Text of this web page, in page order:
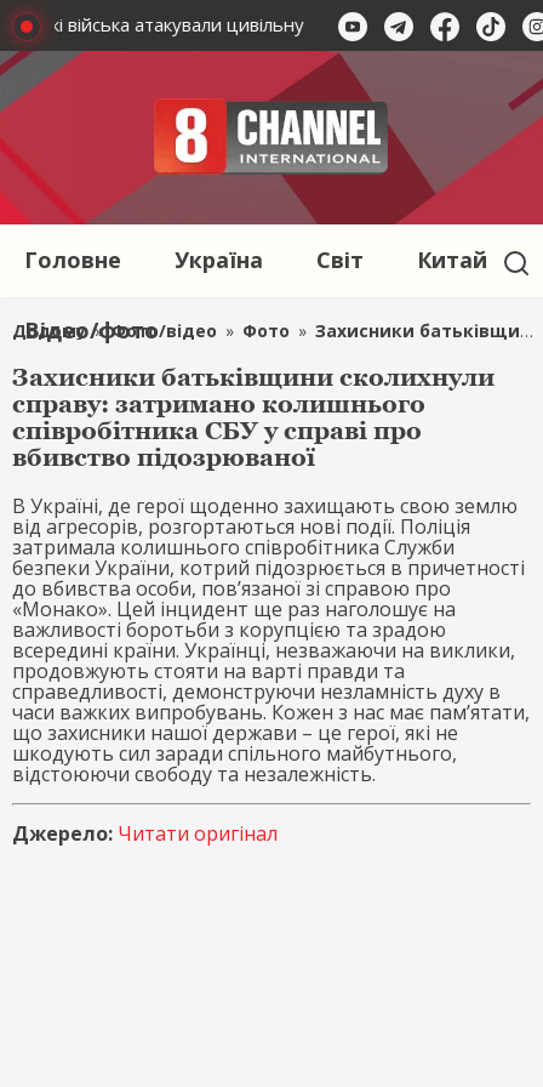
війська атакували цивільну інфраструктуру
Головне Україна Світ Китай
Відео/фото
Додому » Фото/відео » Фото » Захисники батьківщини сколихнули справу: затримано колишнього співробітника СБУ у справі про вбивство підозрюваної
Захисники батьківщини сколихнули
справу: затримано колишнього
співробітника СБУ у справі про
вбивство підозрюваної
В Україні, де герої щоденно захищають свою землю
від агресорів, розгортаються нові події. Поліція
затримала колишнього співробітника Служби
безпеки України, котрий підозрюється в причетності
до вбивства особи, пов’язаної зі справою про
«Монако». Цей інцидент ще раз наголошує на
важливості боротьби з корупцією та зрадою
всередині країни. Українці, незважаючи на виклики,
продовжують стояти на варті правди та
справедливості, демонструючи незламність духу в
часи важких випробувань. Кожен з нас має пам’ятати,
що захисники нашої держави – це герої, які не
шкодують сил заради спільного майбутнього,
відстоюючи свободу та незалежність.
Джерело: Читати оригінал